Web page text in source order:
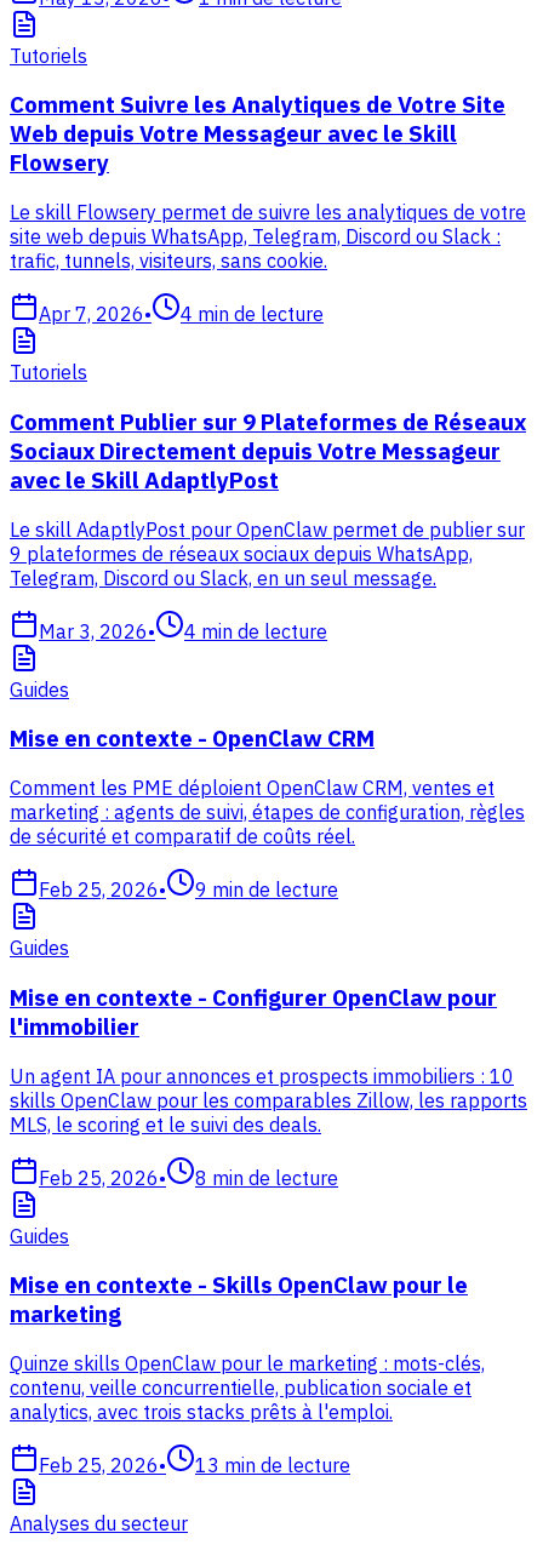
Tutoriels
Comment Suivre les Analytiques de Votre Site
Web depuis Votre Messageur avec le Skill
Flowsery
Le skill Flowsery permet de suivre les analytiques de votre
site web depuis WhatsApp, Telegram, Discord ou Slack :
trafic, tunnels, visiteurs, sans cookie.
Apr 7, 2026• 4 min de lecture
Tutoriels
Comment Publier sur 9 Plateformes de Réseaux
Sociaux Directement depuis Votre Messageur
avec le Skill AdaptlyPost
Le skill AdaptlyPost pour OpenClaw permet de publier sur
9 plateformes de réseaux sociaux depuis WhatsApp,
Telegram, Discord ou Slack, en un seul message.
Mar 3, 2026• 4 min de lecture
Guides
Mise en contexte - OpenClaw CRM
Comment les PME déploient OpenClaw CRM, ventes et
marketing : agents de suivi, étapes de configuration, règles
de sécurité et comparatif de coûts réel.
Feb 25, 2026• 9 min de lecture
Guides
Mise en contexte - Configurer OpenClaw pour
l'immobilier
Un agent IA pour annonces et prospects immobiliers : 10
skills OpenClaw pour les comparables Zillow, les rapports
MLS, le scoring et le suivi des deals.
Feb 25, 2026• 8 min de lecture
Guides
Mise en contexte - Skills OpenClaw pour le
marketing
Quinze skills OpenClaw pour le marketing : mots-clés,
contenu, veille concurrentielle, publication sociale et
analytics, avec trois stacks prêts à l'emploi.
Feb 25, 2026• 13 min de lecture
Analyses du secteur